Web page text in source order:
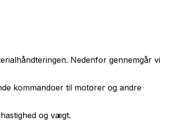
Nedenfor gennemgår vi
kommandoer til motorer og andre
og vægt.